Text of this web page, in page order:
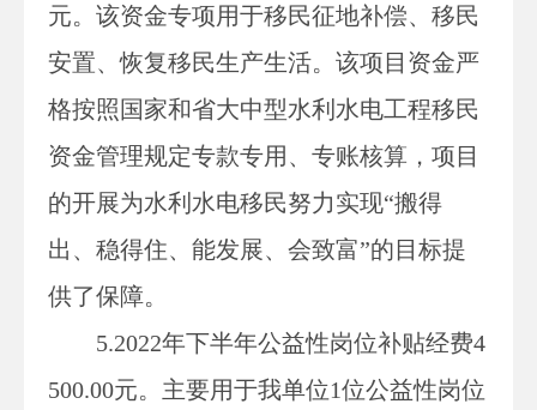
元。 该资金专项用于移民征地补偿、移民
安置、恢复移民生产生活。该项目资金严
格按照国家和省大中型水利水电工程移民
资金管理规定专款专用、专账核算，项目
的开展为水利水电移民努力实现“搬得
出、稳得住、能发展、会致富”的目标提
供了保障。
5.2022年下半年公益性岗位补贴经费4
500.00元。 主要用于我单位1位公益性岗位